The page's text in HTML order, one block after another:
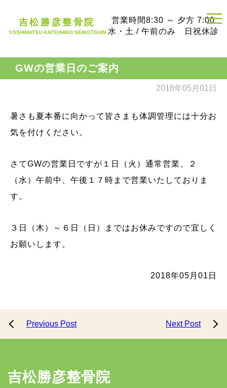
吉松勝彦整骨院
YOSHIMATSU KATSUHIKO SEIKOTSUIN
営業時間8:30 ～ 夕方 7:00
水・土 / 午前のみ 日祝休診
GWの営業日のご案内
2018年05月01日
暑さも夏本番に向かって皆さまも体調管理には十分お
気を付けください。
さてGWの営業日ですが１日（火）通常営業、２
（水）午前中、午後１７時まで営業いたしておりま
す。
３日（木）～６日（日）まではお休みですので宜しく
お願いします。
2018年05月01日
Previous Post Next Post
吉松勝彦整骨院